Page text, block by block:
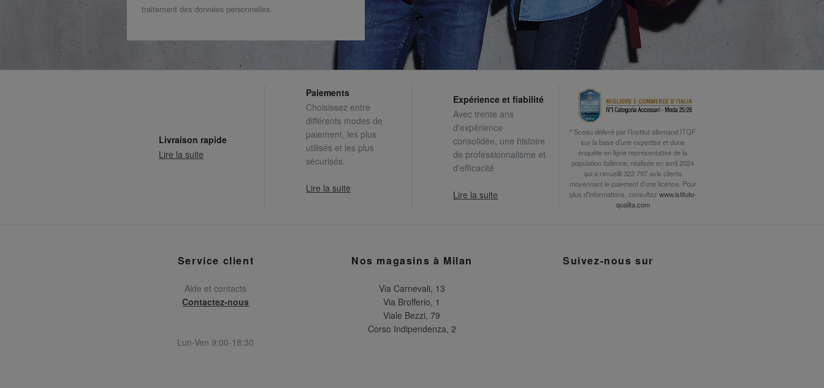
traitement des données personnelles.
Livraison rapide
Lire la suite
Paiements
Choisissez entre
différents modes de
paiement, les plus
utilisés et les plus
sécurisés.
Lire la suite
Expérience et fiabilité
Avec trente ans
d'expérience
consolidée, une histoire
de professionnalisme et
d'efficacité
Lire la suite
* Sceau délivré par l’Institut allemand ITQF
sur la base d’une expertise et dune
enquête en ligne représentative de la
population italienne, réalisée en avril 2024
qui a recueilli 322.797 avis clients
moyennant le paiement d’une licence. Pour
plus d’informations, consultez www.istituto-
qualita.com
Service client
Aide et contacts
Contactez-nous
Lun-Ven 9:00-18:30
Nos magasins à Milan
Via Carnevali, 13
Via Brofferio, 1
Viale Bezzi, 79
Corso Indipendenza, 2
Suivez-nous sur